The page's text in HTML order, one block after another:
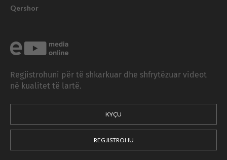
Qershor
Regjistrohuni për të shkarkuar dhe shfrytëzuar videot
në kualitet të lartë.
KYÇU
REGJISTROHU